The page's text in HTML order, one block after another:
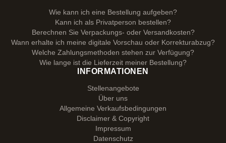
Wie kann ich eine Bestellung aufgeben?
Kann ich als Privatperson bestellen?
Berechnen Sie Verpackungs- oder Versandkosten?
Wann erhalte ich meine digitale Vorschau oder Korrekturabzug?
Welche Zahlungsmethoden stehen zur Verfügung?
Wie lange ist die Lieferzeit meiner Bestellung?
INFORMATIONEN
Stellenangebote
Über uns
Allgemeine Verkaufsbedingungen
Disclaimer & Copyright
Impressum
Datenschutz